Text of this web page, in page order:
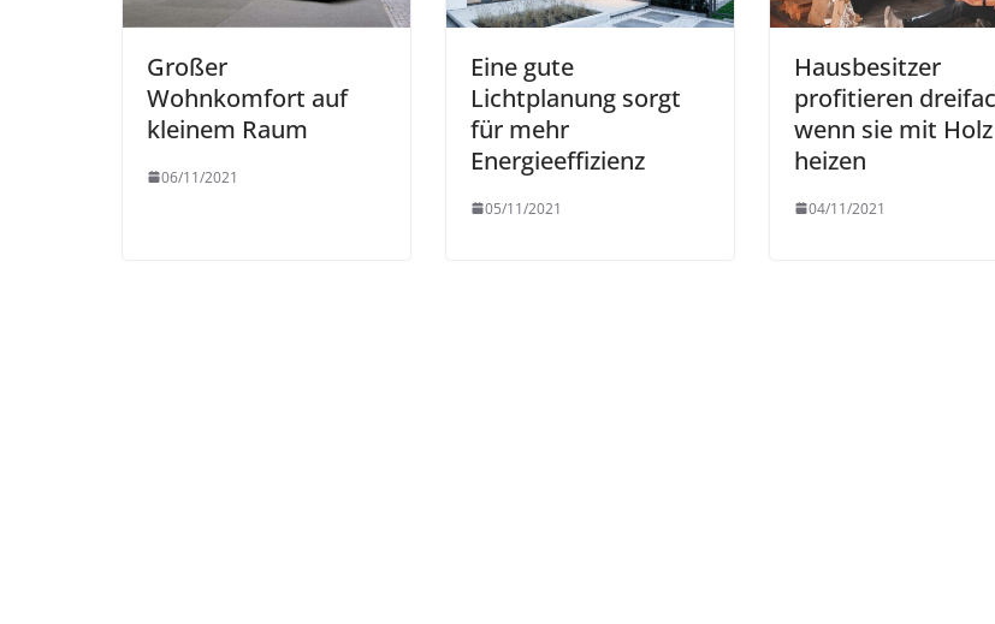
Großer
Wohnkomfort auf
kleinem Raum
06/11/2021
Eine gute
Lichtplanung sorgt
für mehr
Energieeffizienz
05/11/2021
Hausbesitzer
profitieren
wenn sie mit Holz
heizen
04/11/2021